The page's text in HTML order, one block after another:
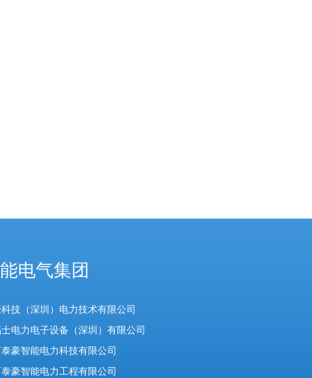
电气集团
技（深圳）电力技术有限公司
电力电子设备（深圳）有限公司
豪智能电力科技有限公司
豪智能电力工程有限公司